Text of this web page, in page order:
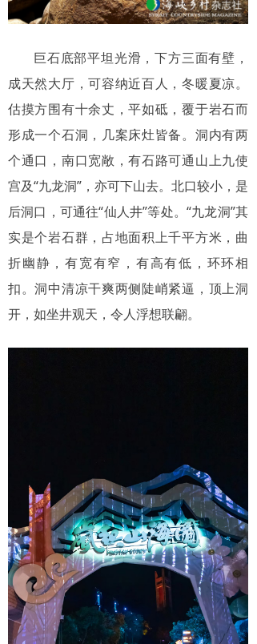
巨石底部平坦光滑，下方三面有壁，
成天然大厅，可容纳近百人，冬暖夏凉。
估摸方围有十余丈，平如砥，覆于岩石而
形成一个石洞，几案床灶皆备。洞内有两
个通口，南口宽敞，有石路可通山上九使
宫及“九龙洞”，亦可下山去。北口较小，是
后洞口，可通往“仙人井”等处。“九龙洞”其
实是个岩石群，占地面积上千平方米，曲
折幽静，有宽有窄，有高有低，环环相
扣。洞中清凉干爽两侧陡峭紧逼，顶上洞
开，如坐井观天，令人浮想联翩。